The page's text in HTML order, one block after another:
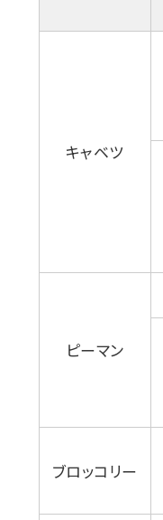
キャベツ
ピーマン
ブロッコリー